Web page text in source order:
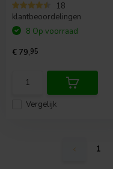
18
klantbeoordelingen
Vergelijk
8 Op voorraad
€ 79,95
1